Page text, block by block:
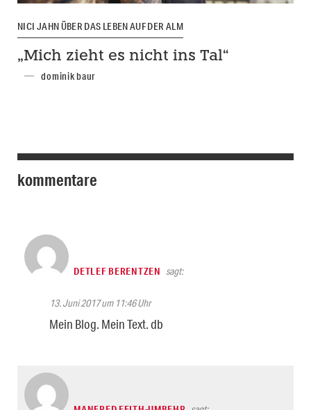
NICI JAHN ÜBER DAS LEBEN AUF DER ALM
„Mich zieht es nicht ins Tal“
dominik baur
kommentare
DETLEF BERENTZEN sagt:
13. Juni 2017 um 11:46 Uhr
Mein Blog. Mein Text. db